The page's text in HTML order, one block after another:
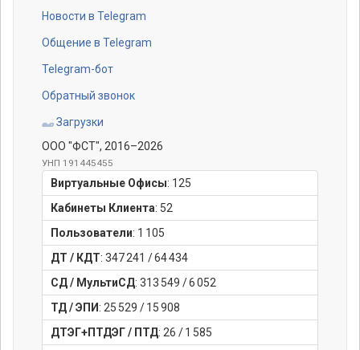
Новости в Telegram
Общение в Telegram
Telegram-бот
Обратный звонок
Загрузки
ООО "ФСТ", 2016–2026
УНП 191445455
Виртуальные Офисы: 125
Кабинеты Клиента: 52
Пользователи: 1 105
ДТ / КДТ: 347 241 /64 434
СД / МультиСД: 313 549 /6 052
ТД / ЭПИ : 25 529 / 15 908
ДТЭГ+ПТДЭГ / ПТД: 26 / 1 585